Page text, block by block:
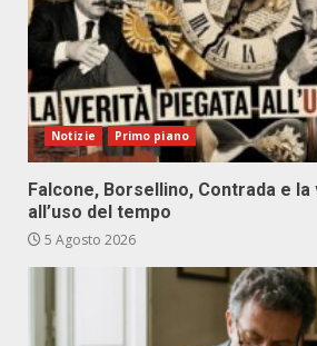
Notizie Primo piano
Falcone, Borsellino, Contrada e
all’uso del tempo
5 Agosto 2026